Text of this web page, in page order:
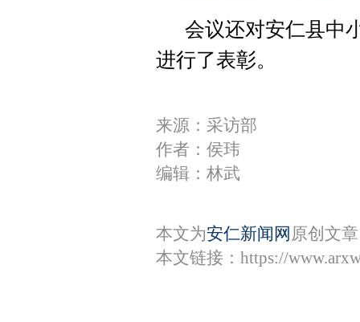
会议还对安仁县中
进行了表彰。
来源：采访部
作者：侯玮
编辑：林武
本文为安仁新闻网 原创文
本文链接： https://